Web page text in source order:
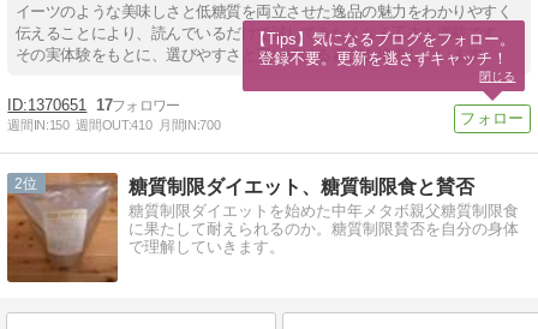
イーツのような美味しさと低糖質を両立させた逸品の魅力をわかりやすく
伝えることにより、読んでいるだけで試してみたくなる工夫も満載です。
その実体験をもとに、選びやすさと買い続ける喜びを追求しています。
1370651 17
週間IN:150 週間OUT:410 月間IN:700
2 糖質制限ダイエット、糖質制限食と賛否
糖質制限ダイエットを始めた中年メタボ親父糖質制限食
に果たして耐えられるのか。糖質制限賛否を自分の身体
で理解していきます。
【Tips】気になるブログをフォロー。
登録不要。更新を逃さずキャッチ！
閉じる